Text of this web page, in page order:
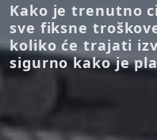
Kako je trenutno
sve fiksne
koliko će trajati
sigurno kako je